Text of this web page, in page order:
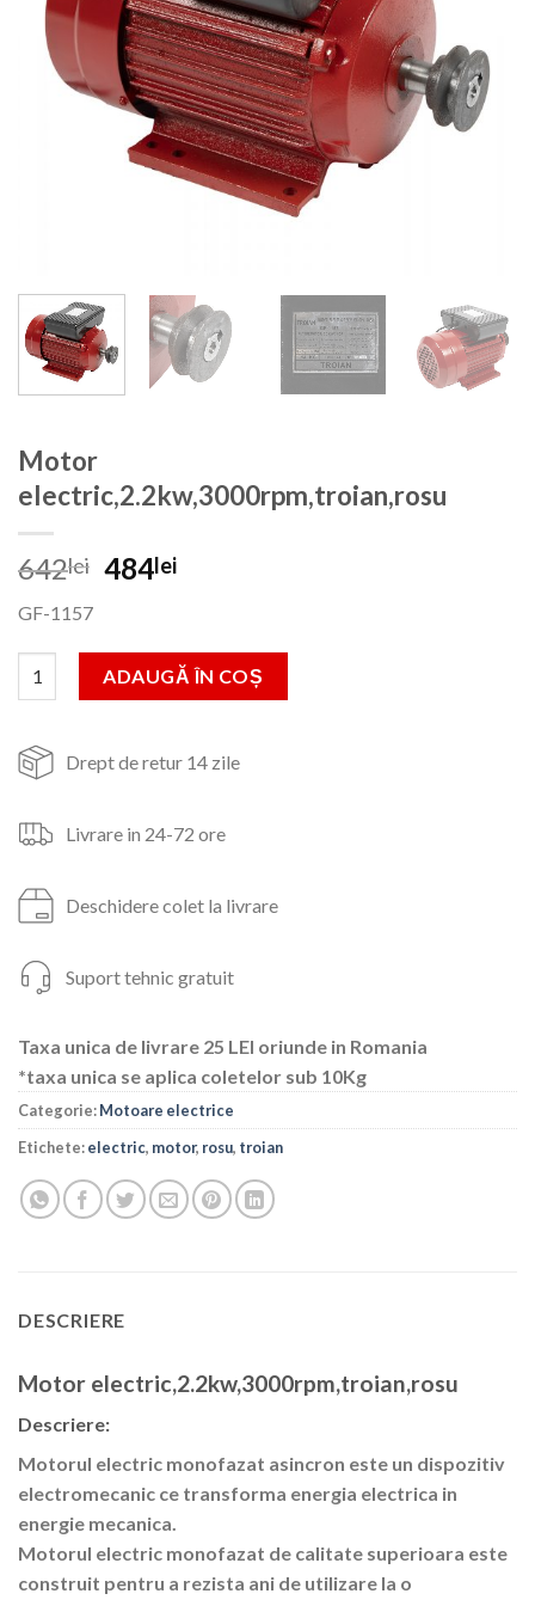
Motor
electric,2.2kw,3000rpm,troian,rosu
642lei Prețul
fost:
642lei.
484leiPrețul
484lei.
GF-1157
Cantitate Motor electric,2.2kw,3000rpm,troian,rosu
ADAUGĂ ÎN COȘ
Drept de retur 14 zile
Livrare in 24-72 ore
Deschidere colet la livrare
Suport tehnic gratuit
Taxa unica de livrare 25 LEI oriunde in Romania
*taxa unica se aplica coletelor sub 10Kg
Categorie:Motoare electrice
Etichete:electric, motor, rosu, troian
DESCRIERE
Motor electric,2.2kw,3000rpm,troian,rosu
Descriere:
Motorul electric monofazat asincron este un dispozitiv
electromecanic ce transforma energia electrica in
energie mecanica.
Motorul electric monofazat de calitate superioara este
construit pentru a rezista ani de utilizare la o